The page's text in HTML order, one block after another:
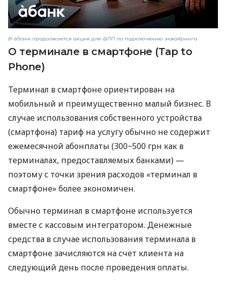
В àбанк продолжается акция для ФЛП по подключению эквайринга
О терминале в смартфоне (Tap to
Phone)
Терминал в смартфоне ориентирован на
мобильный и преимущественно малый бизнес. В
случае использования собственного устройства
(смартфона) тариф на услугу обычно не содержит
ежемесячной абонплаты (300−500 грн как в
терминалах, предоставляемых банками) —
поэтому с точки зрения расходов «терминал в
смартфоне» более экономичен.
Обычно терминал в смартфоне используется
вместе с кассовым интегратором. Денежные
средства в случае использования терминала в
смартфоне зачисляются на счет клиента на
следующий день после проведения оплаты.